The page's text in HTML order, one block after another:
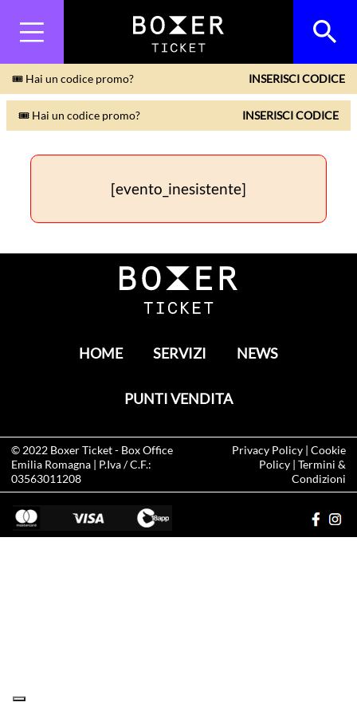
🎟 Hai un codice promo? INSERISCI CODICE
🎟 Hai un codice promo? INSERISCI CODICE
[evento_inesistente]
HOME SERVIZI NEWS
PUNTI VENDITA
© 2022 Boxer Ticket- Box Office
Emilia Romagna | P.Iva / C.F.:
03563011208
Privacy Policy| Cookie
Policy| Termini &
Condizioni